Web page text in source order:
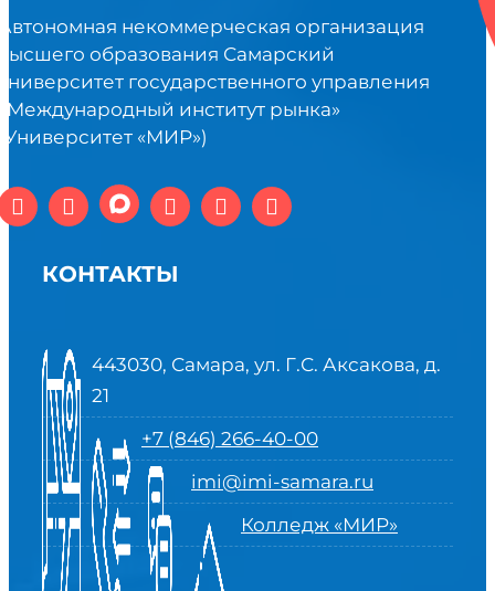
некоммерческая организация
образования Самарский
государственного управления
институт рынка»
«МИР»)
КОНТАКТЫ
443030, Самара, ул. Г.С. Аксакова, д.
21
+7 (846) 266-40-00
imi@imi-samara.ru
Колледж «МИР»